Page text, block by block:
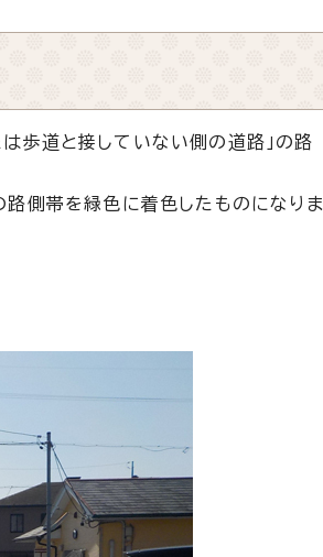
歩道と接していない側の道路」の路
路側帯を緑色に着色したものになりま